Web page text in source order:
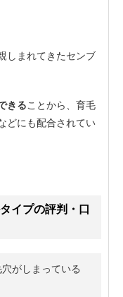
しまれてきたセンブ
きることから、育毛
どにも配合されてい
イプの評判・口
がしまっている